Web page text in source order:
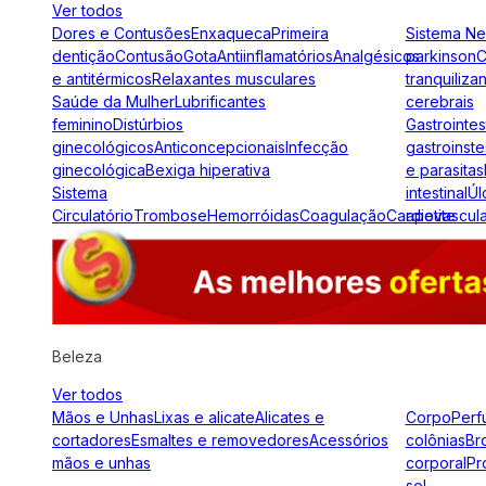
Ver todos
Dores e ContusõesEnxaquecaPrimeira
dentiçãoContusãoGotaAntiinflamatóriosAnalgésicos
e antitérmicosRelaxantes musculares
Saúde da MulherLubrificantes
femininoDistúrbios
ginecológicosAnticoncepcionaisInfecção
ginecológicaBexiga hiperativa
Sistema
CirculatórioTromboseHemorróidasCoagulação
Sistema
parkinson
cerebrais
e parasitas
intestinal
apetite
Beleza
Ver todos
Mãos e UnhasLixas e alicateAlicates e
cortadoresEsmaltes e removedoresAcessórios
mãos e unhas
Corpo
colônias
corporal